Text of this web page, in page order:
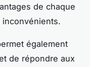
de chaque
inconvénients.
également
de répondre aux